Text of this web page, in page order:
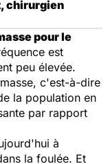
chirurgien
pour le
est
peu élevée.
c'est-à-dire
la population en
par rapport
à
la foulée. Et